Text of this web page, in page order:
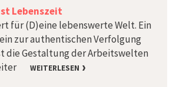
Lebenszeit
für (D)eine lebenswerte Welt. Ein
zur authentischen Verfolgung
die Gestaltung der Arbeitswelten
WEITERLESEN